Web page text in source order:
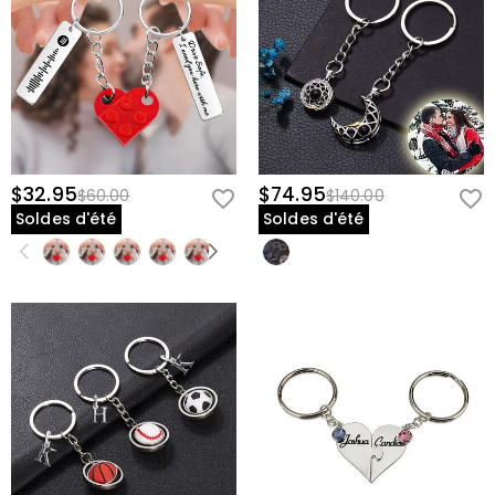
dans une poche, un sac à main ou sur un porte-clés sans ajouter
de volume.
Qualité Durable :l'impression est conçue pour rester nette malgré
l'utilisation et la manipulation quotidiennes.
Pourquoi Ce Cadeau Se Démarque
Contrairement aux porte-clés génériques ou aux cadres photo, cet
ensemble personnalisé combine fonction et sentiment en une seule
pièce portable. Ce n'est pas simplement quelque chose que vous
rangez sur une étagère—c'est quelque chose que vous emportez
personne ou des personnes que vous aimez. Le design du cœur
divisé ajoute une touche romantique ou sentimentale qui l'élève au-
delà d'un simple accessoire photo, le transformant en un symbole
significatif de connexion.
Rappel de Commande
Les porte-clés personnalisés nécessitent du temps pour être produits
$32.95$60.00
Soldes d'été
$74.95$140.00
Soldes d'été